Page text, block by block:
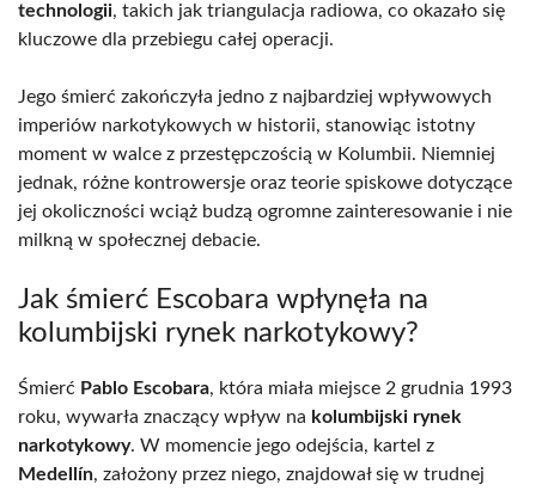
technologii, takich jak triangulacja radiowa, co okazało się
kluczowe dla przebiegu całej operacji.
Jego śmierć zakończyła jedno z najbardziej wpływowych
imperiów narkotykowych w historii, stanowiąc istotny
moment w walce z przestępczością w Kolumbii. Niemniej
jednak, różne kontrowersje oraz teorie spiskowe dotyczące
jej okoliczności wciąż budzą ogromne zainteresowanie i nie
milkną w społecznej debacie.
Jak śmierć Escobara wpłynęła na
kolumbijski rynek narkotykowy?
Śmierć Pablo Escobara, która miała miejsce 2 grudnia 1993
roku, wywarła znaczący wpływ na kolumbijski rynek
narkotykowy. W momencie jego odejścia, kartel z
Medellín, założony przez niego, znajdował się w trudnej